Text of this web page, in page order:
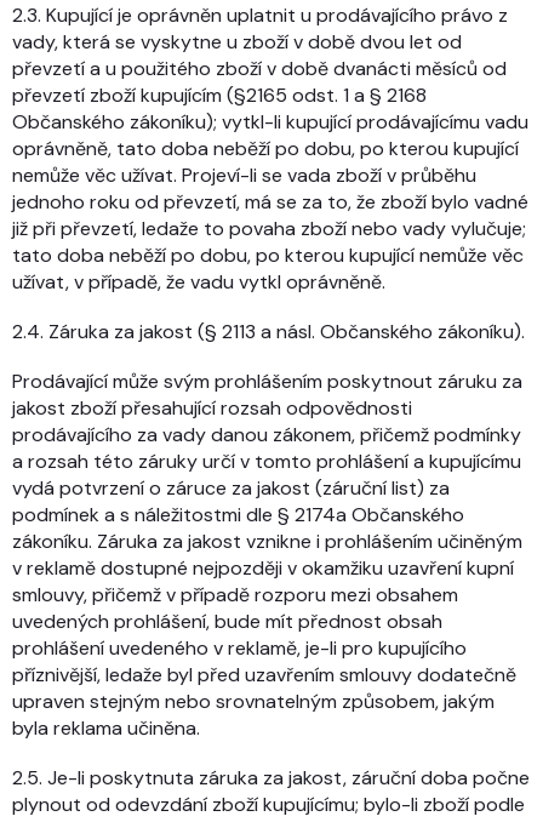
2.3. Kupující je oprávněn uplatnit u prodávajícího právo z
vady, která se vyskytne u zboží v době dvou let od
převzetí a u použitého zboží v době dvanácti měsíců od
převzetí zboží kupujícím (§2165 odst. 1 a § 2168
Občanského zákoníku); vytkl-li kupující prodávajícímu vadu
oprávněně, tato doba neběží po dobu, po kterou kupující
nemůže věc užívat. Projeví-li se vada zboží v průběhu
jednoho roku od převzetí, má se za to, že zboží bylo vadné
již při převzetí, ledaže to povaha zboží nebo vady vylučuje;
tato doba neběží po dobu, po kterou kupující nemůže věc
užívat, v případě, že vadu vytkl oprávněně.
2.4. Záruka za jakost (§ 2113 a násl. Občanského zákoníku).
Prodávající může svým prohlášením poskytnout záruku za
jakost zboží přesahující rozsah odpovědnosti
prodávajícího za vady danou zákonem, přičemž podmínky
a rozsah této záruky určí v tomto prohlášení a kupujícímu
vydá potvrzení o záruce za jakost (záruční list) za
podmínek a s náležitostmi dle § 2174a Občanského
zákoníku. Záruka za jakost vznikne i prohlášením učiněným
v reklamě dostupné nejpozději v okamžiku uzavření kupní
smlouvy, přičemž v případě rozporu mezi obsahem
uvedených prohlášení, bude mít přednost obsah
prohlášení uvedeného v reklamě, je-li pro kupujícího
příznivější, ledaže byl před uzavřením smlouvy dodatečně
upraven stejným nebo srovnatelným způsobem, jakým
byla reklama učiněna.
2.5. Je-li poskytnuta záruka za jakost, záruční doba počne
plynout od odevzdání zboží kupujícímu; bylo-li zboží podle